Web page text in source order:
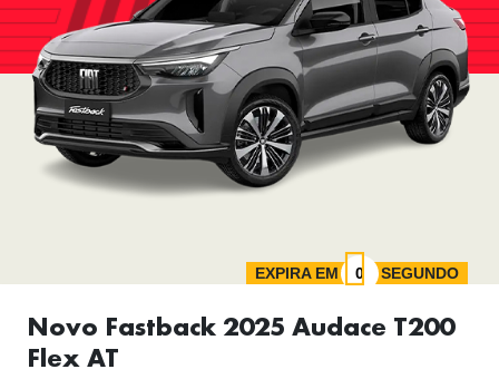
EXPIRA EM SEGUNDO
Novo Fastback 2025 Audace T200
Flex AT